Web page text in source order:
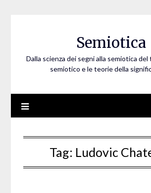
Semiotica
Dalla scienza dei segni alla semiotica
semiotico e le teorie della
Tag: Ludovic